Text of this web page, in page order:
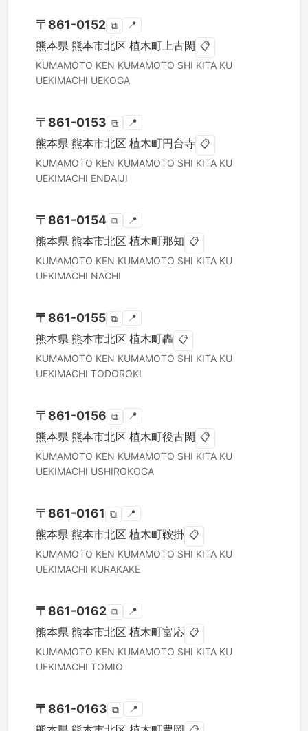
〒 861-0152 ⧉ 📍
熊本県 熊本市北区 植木町上古閑 📋
KUMAMOTO KEN KUMAMOTO SHI KITA KU
UEKIMACHI UEKOGA
〒 861-0153 ⧉ 📍
熊本県 熊本市北区 植木町円台寺 📋
KUMAMOTO KEN KUMAMOTO SHI KITA KU
UEKIMACHI ENDAIJI
〒 861-0154 ⧉ 📍
熊本県 熊本市北区 植木町那知 📋
KUMAMOTO KEN KUMAMOTO SHI KITA KU
UEKIMACHI NACHI
〒 861-0155 ⧉ 📍
熊本県 熊本市北区 植木町轟 📋
KUMAMOTO KEN KUMAMOTO SHI KITA KU
UEKIMACHI TODOROKI
〒 861-0156 ⧉ 📍
熊本県 熊本市北区 植木町後古閑 📋
KUMAMOTO KEN KUMAMOTO SHI KITA KU
UEKIMACHI USHIROKOGA
〒 861-0161 ⧉ 📍
熊本県 熊本市北区 植木町鞍掛 📋
KUMAMOTO KEN KUMAMOTO SHI KITA KU
UEKIMACHI KURAKAKE
〒 861-0162 ⧉ 📍
熊本県 熊本市北区 植木町富応 📋
KUMAMOTO KEN KUMAMOTO SHI KITA KU
UEKIMACHI TOMIO
〒 861-0163 ⧉ 📍